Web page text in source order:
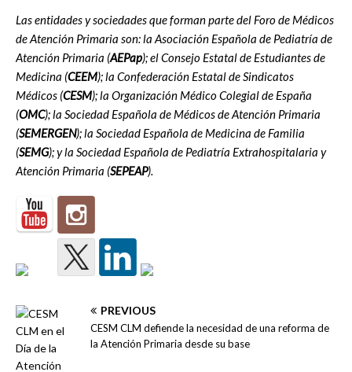
Las entidades y sociedades que forman parte del Foro de Médicos
de Atención Primaria son: la Asociación Española de Pediatría de
Atención Primaria (AEPap); el Consejo Estatal de Estudiantes de
Medicina (CEEM); la Confederación Estatal de Sindicatos
Médicos (CESM); la Organización Médico Colegial de España
(OMC); la Sociedad Española de Médicos de Atención Primaria
(SEMERGEN); la Sociedad Española de Medicina de Familia
(SEMG); y la Sociedad Española de Pediatría Extrahospitalaria y
Atención Primaria (SEPEAP).
PREVIOUS
CESM CLM defiende la necesidad de una reforma de
la Atención Primaria desde su base